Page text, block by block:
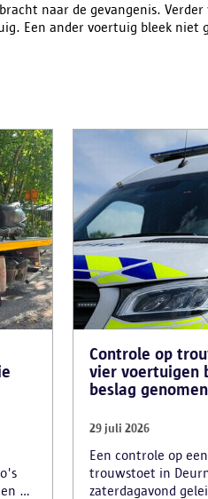
naar de gevangenis. Verder
Een ander voertuig bleek niet
en
Controle op
vier voertuigen
beslag genomen
29 juli 2026
Een controle op
trouwstoet in
zaterdagavond